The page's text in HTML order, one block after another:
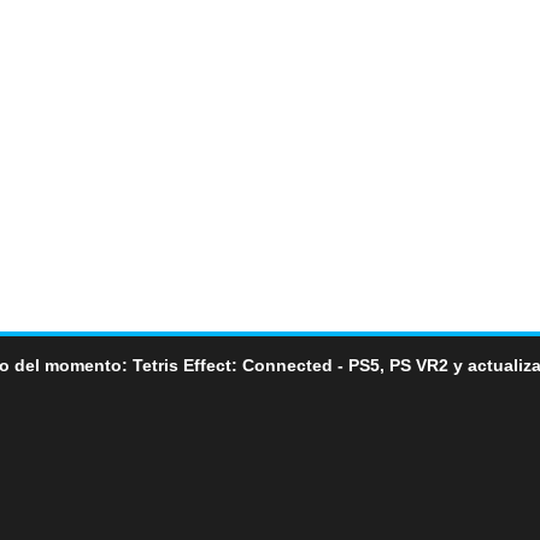
del momento: Tetris Effect: Connected - PS5, PS VR2 y